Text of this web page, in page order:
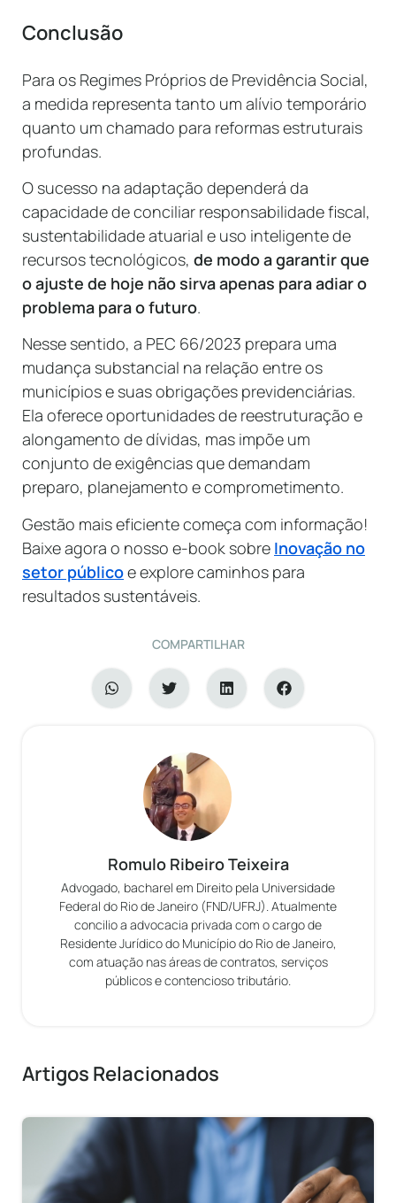
Conclusão
Para os Regimes Próprios de Previdência Social,
a medida representa tanto um alívio temporário
quanto um chamado para reformas estruturais
profundas.
O sucesso na adaptação dependerá da
capacidade de conciliar responsabilidade fiscal,
sustentabilidade atuarial e uso inteligente de
recursos tecnológicos, de modo a garantir que
o ajuste de hoje não sirva apenas para adiar o
problema para o futuro.
Nesse sentido, a PEC 66/2023 prepara uma
mudança substancial na relação entre os
municípios e suas obrigações previdenciárias.
Ela oferece oportunidades de reestruturação e
alongamento de dívidas, mas impõe um
conjunto de exigências que demandam
preparo, planejamento e comprometimento.
Gestão mais eficiente começa com informação!
Baixe agora o nosso e-book sobre Inovação no
setor públicoe explore caminhos para
resultados sustentáveis.
COMPARTILHAR
Romulo Ribeiro Teixeira
Advogado, bacharel em Direito pela Universidade
Federal do Rio de Janeiro (FND/UFRJ). Atualmente
concilio a advocacia privada com o cargo de
Residente Jurídico do Município do Rio de Janeiro,
com atuação nas áreas de contratos, serviços
públicos e contencioso tributário.
Artigos Relacionados